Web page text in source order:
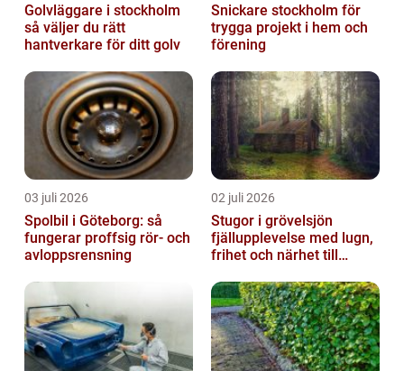
Golvläggare i stockholm
så väljer du rätt
hantverkare för ditt golv
Snickare stockholm för
trygga projekt i hem och
förening
03 juli 2026
Spolbil i Göteborg: så
fungerar proffsig rör- och
avloppsrensning
02 juli 2026
Stugor i grövelsjön
fjällupplevelse med lugn,
frihet och närhet till